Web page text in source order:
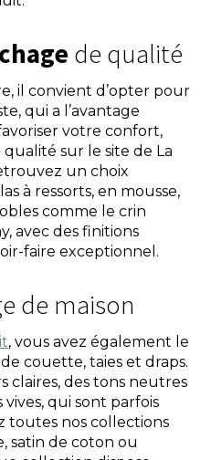
de qualité
il convient d’opter pour
qui a l’avantage
votre confort,
qualité sur le site de La
un choix
à ressorts, en mousse,
comme le crin
avec des finitions
faire exceptionnel.
de maison
, vous avez également le
couette, taies et draps.
claires, des tons neutres
qui sont parfois
toutes nos collections
satin de coton ou